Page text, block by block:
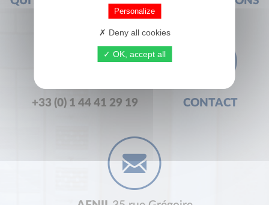
+33 (0) 1 44 41 29 19 CONTACT
Personalize
Deny all cookies
OK, accept all